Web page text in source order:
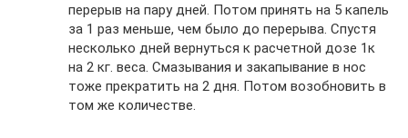
перерыв на пару дней. Потом принять на 5 капель
за 1 раз меньше, чем было до перерыва. Спустя
несколько дней вернуться к расчетной дозе 1к
на 2 кг. веса. Смазывания и закапывание в нос
тоже прекратить на 2 дня. Потом возобновить в
том же количестве.